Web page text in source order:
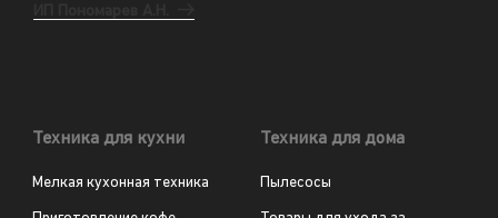
Техника для кухни
Мелкая кухонная техника
Техника для дома
Пылесосы